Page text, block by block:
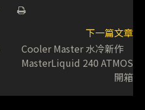
下一篇文章
Cooler Master 水冷新作
MasterLiquid 240 ATMOS
開箱